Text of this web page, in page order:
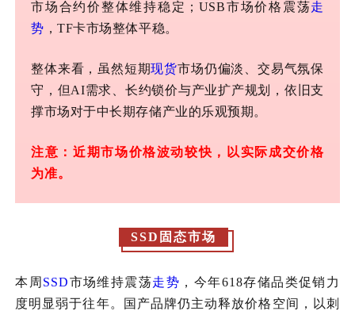
市场合约价整体维持稳定；USB市场价格震荡走
势 ，TF卡市场整体平稳。
整体来看，虽然短期现货市场仍偏淡、交易气氛保
守，但AI需求、长约锁价与产业扩产规划，依旧支
撑市场对于中长期存储产业的乐观预期。
注意：近期市场价格波动较快，以实际成交价格
为准。
SSD固态市场
本周 SSD市场维持震荡走势 ，今年618存储品类促销力
度明显弱于往年。国产品牌仍主动释放价格空间，以刺